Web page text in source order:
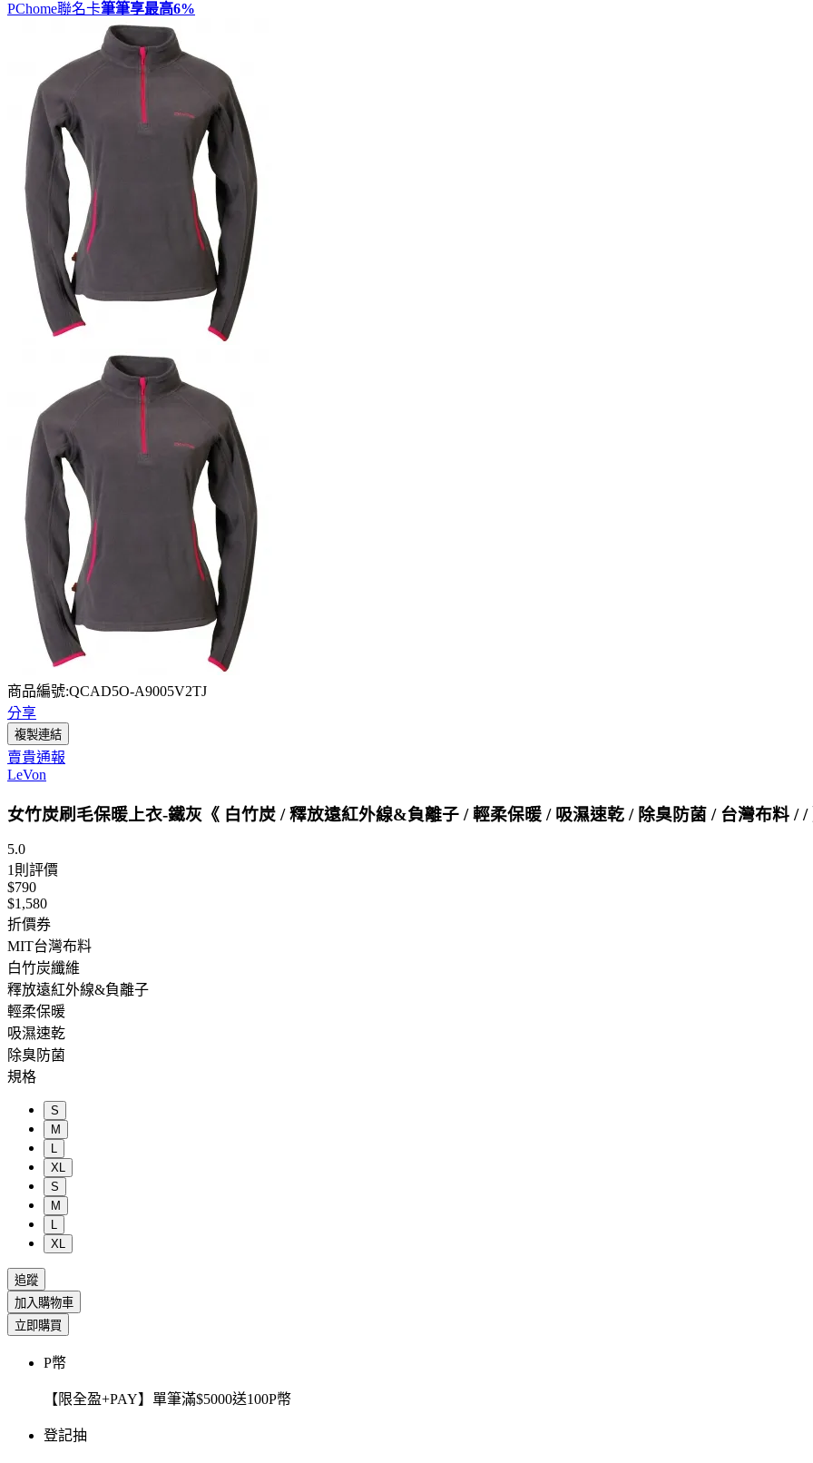
PChome聯名卡筆筆享最高6%
商品編號:QCAD5O-A9005V2TJ
分享
複製連結
賣貴通報
LeVon
女竹炭刷毛保暖上衣-鐵灰《 白竹炭 / 釋放遠紅外線&負離子 / 輕柔保暖 / 吸濕速乾 / 除臭防菌 / 台灣布料 / /
5.0
1則評價
$790
$1,580
折價券
MIT台灣布料
白竹炭纖維
釋放遠紅外線&負離子
輕柔保暖
吸濕速乾
除臭防菌
規格
S
M
L
XL
S
M
L
XL
追蹤
加入購物車
立即購買
P幣
【限全盈+PAY】單筆滿$5000送100P幣
登記抽